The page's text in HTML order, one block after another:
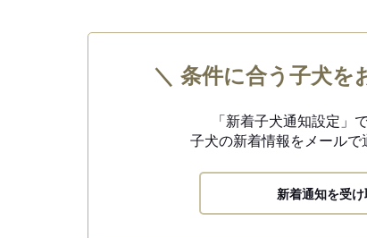
＼ 条件に合う子犬を
「新着子犬通知設定」で
子犬の新着情報をメール
新着通知を受け